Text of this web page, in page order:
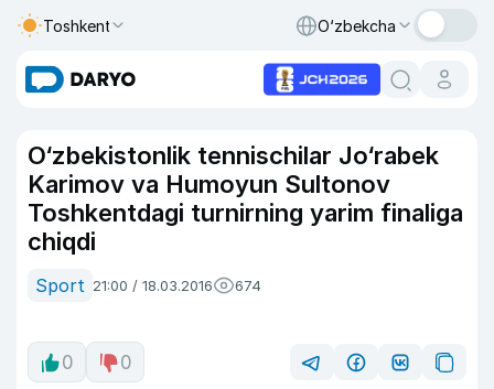
Toshkent O‘zbekcha
O‘zbekistonlik tennischilar Jo‘rabek
Karimov va Humoyun Sultonov
Toshkentdagi turnirning yarim finaliga
chiqdi
Sport 21:00 / 18.03.2016 674
0 0